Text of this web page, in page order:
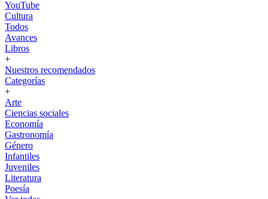
YouTube
Cultura
Todos
Avances
Libros
+
Nuestros recomendados
Categorías
+
Arte
Ciencias sociales
Economía
Gastronomía
Género
Infantiles
Juveniles
Literatura
Poesía